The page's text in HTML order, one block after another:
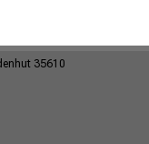
35610